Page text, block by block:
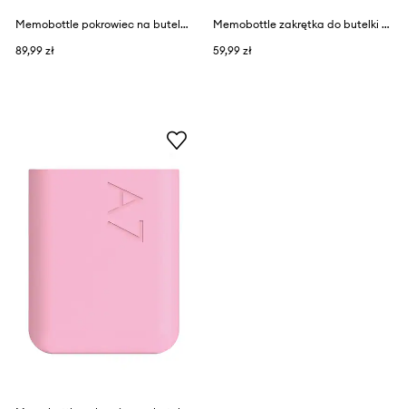
Memobottle pokrowiec na butelkę Original A6 375 ml
89,99 zł
Memobottle zakrętka do butelki Matte Black Lid 2,8 cm
59,99 zł